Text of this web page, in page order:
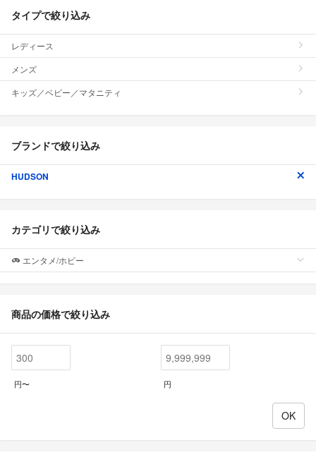
タイプで絞り込み
レディース
メンズ
キッズ／ベビー／マタニティ
ブランドで絞り込み
HUDSON
カテゴリで絞り込み
エンタメ/ホビー
商品の価格で絞り込み
円〜 円